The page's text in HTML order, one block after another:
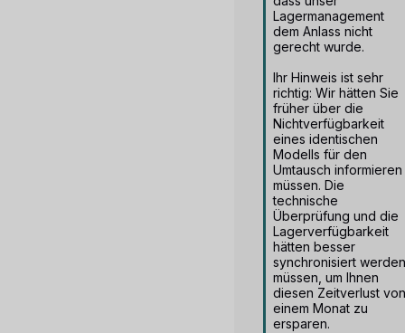
Lagermanagement
dem Anlass nicht
gerecht wurde.
Ihr Hinweis ist sehr
richtig: Wir hätten Sie
früher über die
Nichtverfügbarkeit
eines identischen
Modells für den
Umtausch informieren
müssen. Die
technische
Überprüfung und die
Lagerverfügbarkeit
hätten besser
synchronisiert werden
müssen, um Ihnen
diesen Zeitverlust von
einem Monat zu
ersparen.